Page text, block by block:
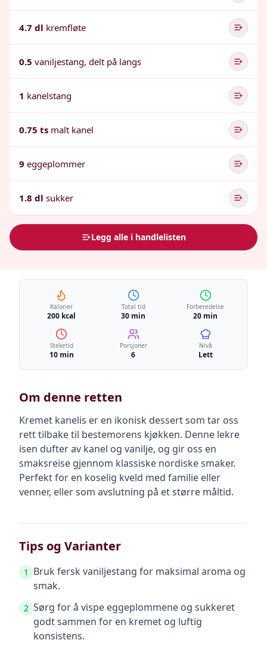
4.7 dl kremfløte
0.5 vaniljestang, delt på langs
1 kanelstang
0.75 ts malt kanel
9 eggeplommer
1.8 dl sukker
Legg alle i handlelisten
Kalorier
200 kcal
Total tid
30 min
Forberedelse
20 min
Steketid
10 min
Porsjoner
6
Nivå
Lett
Om denne retten
Kremet kanelis er en ikonisk dessert som tar oss
rett tilbake til bestemorens kjøkken. Denne lekre
isen dufter av kanel og vanilje, og gir oss en
smaksreise gjennom klassiske nordiske smaker.
Perfekt for en koselig kveld med familie eller
venner, eller som avslutning på et større måltid.
Tips og Varianter
1
Bruk fersk vaniljestang for maksimal aroma og
smak.
2 Sørg for å vispe eggeplommene og sukkeret
godt sammen for en kremet og luftig
konsistens.